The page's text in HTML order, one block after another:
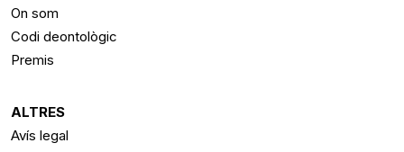
On som
Codi deontològic
Premis
ALTRES
Avís legal